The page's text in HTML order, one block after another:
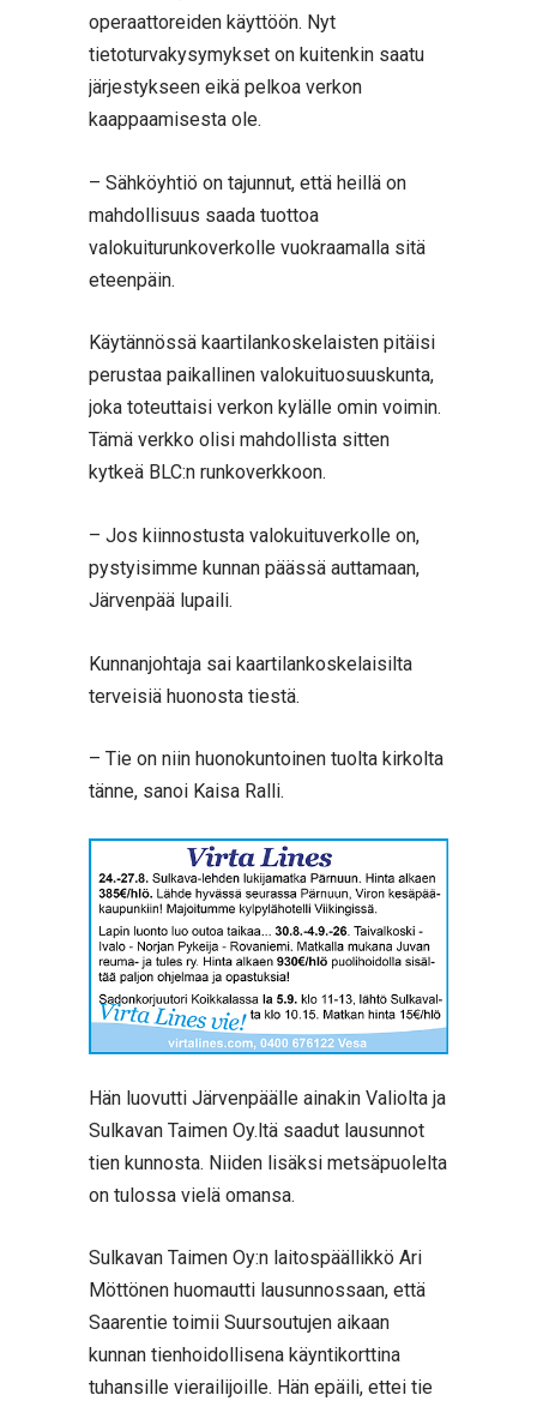
operaattoreiden käyttöön. Nyt
tietoturvakysymykset on kuitenkin saatu
järjestykseen eikä pelkoa verkon
kaappaamisesta ole.
– Sähköyhtiö on tajunnut, että heillä on
mahdollisuus saada tuottoa
valokuiturunkoverkolle vuokraamalla sitä
eteenpäin.
Käytännössä kaartilankoskelaisten pitäisi
perustaa paikallinen valokuituosuuskunta,
joka toteuttaisi verkon kylälle omin voimin.
Tämä verkko olisi mahdollista sitten
kytkeä BLC:n runkoverkkoon.
– Jos kiinnostusta valokuituverkolle on,
pystyisimme kunnan päässä auttamaan,
Järvenpää lupaili.
Kunnanjohtaja sai kaartilankoskelaisilta
terveisiä huonosta tiestä.
– Tie on niin huonokuntoinen tuolta kirkolta
tänne, sanoi Kaisa Ralli.
Hän luovutti Järvenpäälle ainakin Valiolta ja
Sulkavan Taimen Oy.ltä saadut lausunnot
tien kunnosta. Niiden lisäksi metsäpuolelta
on tulossa vielä omansa.
Sulkavan Taimen Oy:n laitospäällikkö Ari
Möttönen huomautti lausunnossaan, että
Saarentie toimii Suursoutujen aikaan
kunnan tienhoidollisena käyntikorttina
tuhansille vierailijoille. Hän epäili, ettei tie